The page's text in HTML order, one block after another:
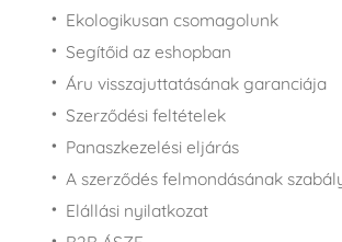
Ekologikusan csomagolunk
Segítőid az eshopban
Áru visszajuttatásának garanciája
Szerződési feltételek
Panaszkezelési eljárás
A szerződés felmondásának
Elállási nyilatkozat